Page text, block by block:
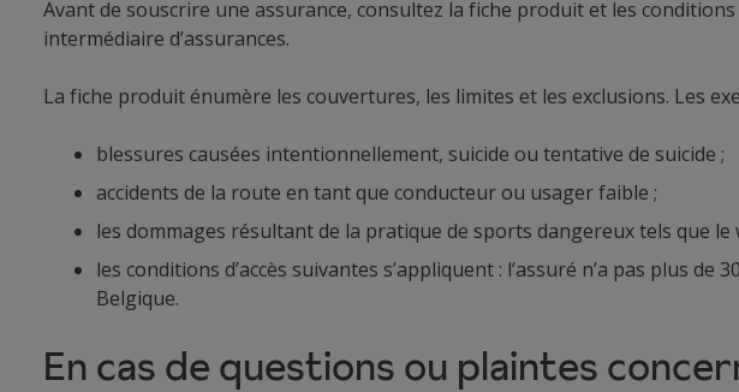
Avant de souscrire une assurance, consultez la fiche produit et les
intermédiaire d’assurances.
La fiche produit énumère les couvertures, les limites et les exclusions. Les
blessures causées intentionnellement, suicide ou tentative de suicide ;
accidents de la route en tant que conducteur ou usager faible ;
les dommages résultant de la pratique de sports dangereux tels que
les conditions d’accès suivantes s’appliquent : l’assuré n’a pas plus
Belgique.
En cas de questions ou plaintes